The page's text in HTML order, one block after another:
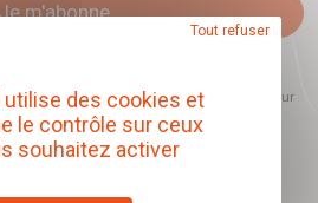
m'abonne
à tout moment et reste sans incidence sur
utilise des cookies et
le contrôle sur ceux
souhaitez activer
Tout refuser